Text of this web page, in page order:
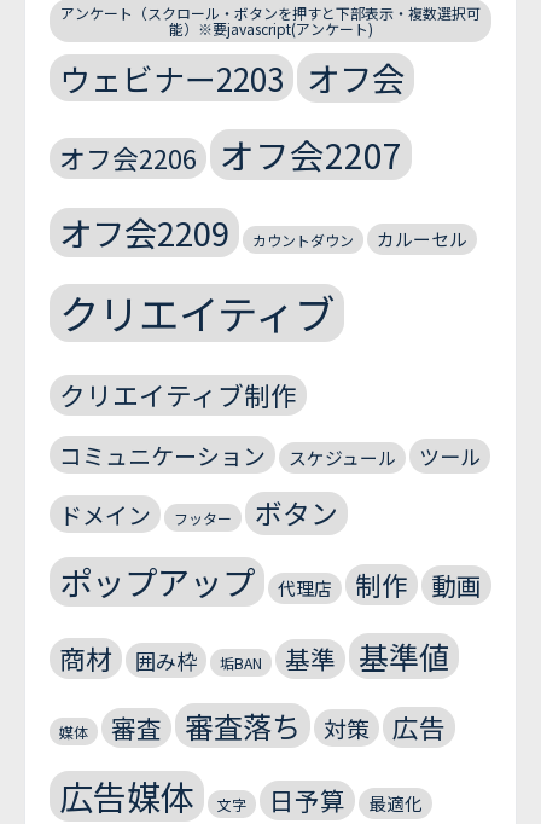
アンケート（スクロール・ボタンを押すと下部表示・複数選択可
能）※要javascript(アンケート)
ウェビナー2203 オフ会
オフ会2206 オフ会2207
オフ会2209 カウントダウン カルーセル
クリエイティブ
クリエイティブ制作
コミュニケーション スケジュール ツール
ドメイン フッター ボタン
ポップアップ 代理店 制作 動画
商材 囲み枠 垢BAN 基準 基準値
媒体 審査 審査落ち 対策 広告
広告媒体 文字 日予算 最適化